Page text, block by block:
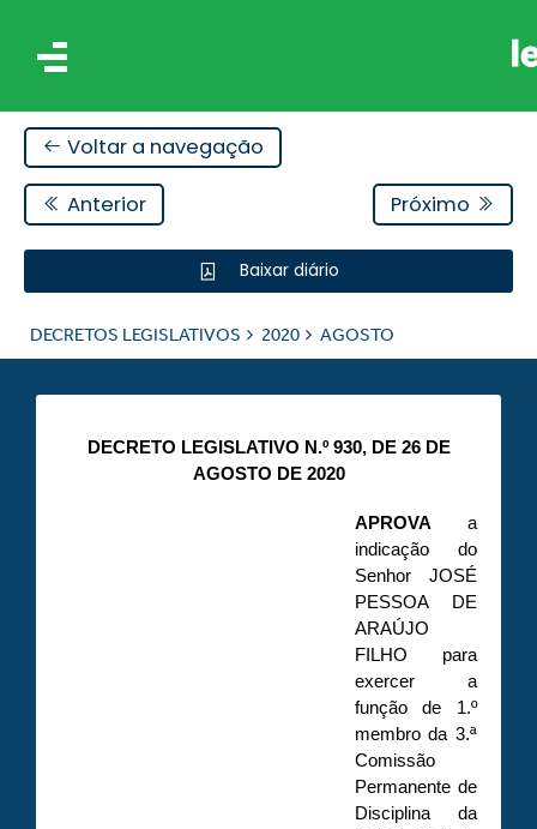
Voltar a navegação
Anterior Próximo
Baixar diário
DECRETOS LEGISLATIVOS 2020 AGOSTO
DECRETO LEGISLATIVO N.º 930, DE 26 DE
AGOSTO DE 2020
APROVAa
indicação do
Senhor JOSÉ
PESSOA DE
ARAÚJO
FILHO para
exercer a
função de 1.º
membro da 3.ª
Comissão
Permanente de
Disciplina da